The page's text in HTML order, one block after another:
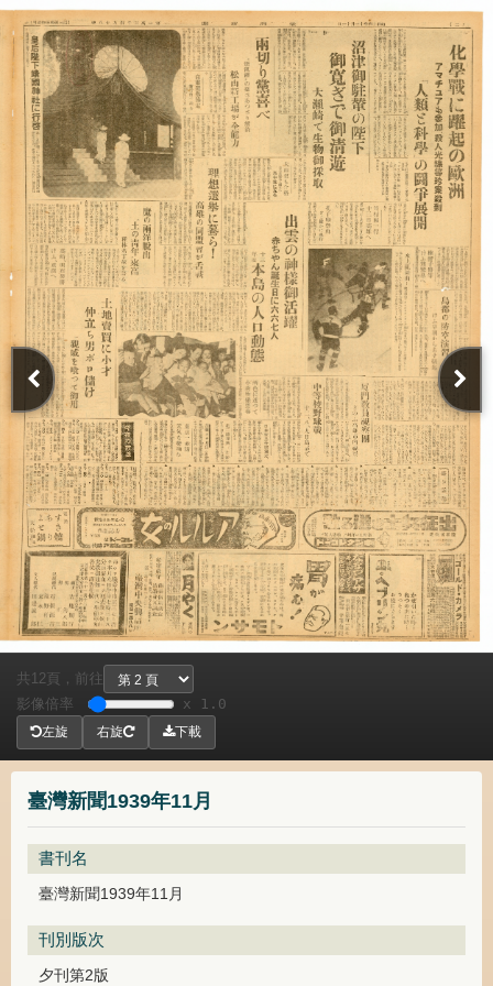
臺灣新聞1939年11月
書刊名
臺灣新聞1939年11月
刊別版次
夕刊第2版
共 12頁，
前往
影像倍率
x 1.0
左旋 右旋 下載